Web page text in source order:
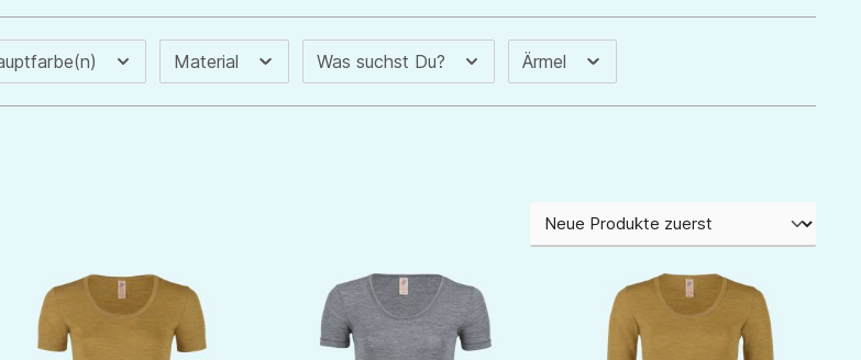
Material Was suchst Du? Ärmel